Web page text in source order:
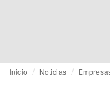
Inicio Noticias